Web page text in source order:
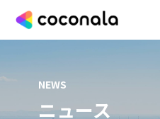
NEWS
ニュース